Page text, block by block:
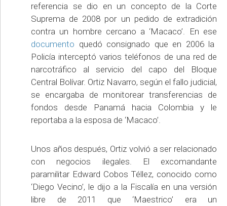
referencia se dio en un concepto de la Corte
Suprema de 2008 por un pedido de extradición
contra un hombre cercano a ‘Macaco’. En ese
documento quedó consignado que en 2006 la
Policía interceptó varios teléfonos de una red de
narcotráfico al servicio del capo del Bloque
Central Bolívar. Ortiz Navarro, según el fallo judicial,
se encargaba de monitorear transferencias de
fondos desde Panamá hacia Colombia y le
reportaba a la esposa de ‘Macaco’.
Unos años después, Ortiz volvió a ser relacionado
con negocios ilegales. El excomandante
paramilitar Edward Cobos Téllez, conocido como
‘Diego Vecino’, le dijo a la Fiscalía en una versión
libre de 2011 que ‘Maestrico’ era un